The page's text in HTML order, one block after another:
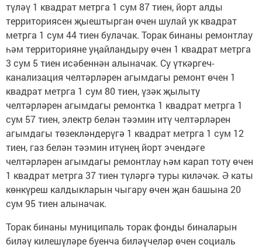
түләү 1 квадрат метрга 1 сум 87 тиен, йорт алды
территориясен җыештырган өчен шулай ук квадрат
метрга 1 сум 44 тиен булачак. Торак бинаны ремонтлау
һәм территорияне уңайландыру өчен 1 квадрат метрга
3 сум 5 тиен исәбеннән алыначак. Су үткәргеч-
канализация челтәрләрен агымдагы ремонт өчен 1
квадрат метрга 1 сум 80 тиен, үзәк җылыту
челтәрләрен агымдагы ремонтка 1 квадрат метрга 1
сум 57 тиен, электр белән тәэмин итү челтәрләрен
агымдагы төзекләндерүгә 1 квадрат метрга 1 сум 12
тиен, газ белән тәэмин итүнең йорт эчендәге
челтәрләрен агымдагы ремонтлау һәм карап тоту өчен
1 квадрат метрга 37 тиен түләргә туры киләчәк. Ә каты
көнкүреш калдыкларын чыгару өчен җан башына 20
сум 95 тиен алыначак.
Торак бинаны муниципаль торак фонды биналарын
биләү килешүләре буенча биләүчеләр өчен социаль